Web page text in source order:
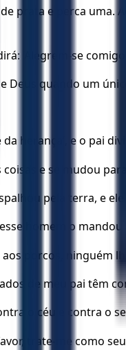
prata e perca
‘Alegrem-se
Deus quando um
herança’, e o pai
coisas e se mudou
pela terra, e ele
homem o
porcos, ninguém
de meu pai têm
o céu e contra o
trate-me como